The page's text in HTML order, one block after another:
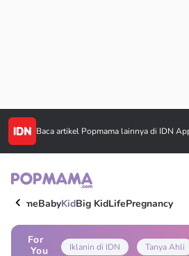
Baca artikel Popmama lainnya di IDN
HomeBabyKidBig KidLifePregnancy
For
You
Iklanin di IDN Tanya Ahli